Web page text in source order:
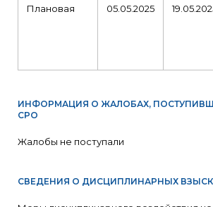
Плановая 05.05.2025
ИНФОРМАЦИЯ О ЖАЛОБАХ,
СРО
Жалобы не поступали
СВЕДЕНИЯ О ДИСЦИПЛИНАРНЫХ